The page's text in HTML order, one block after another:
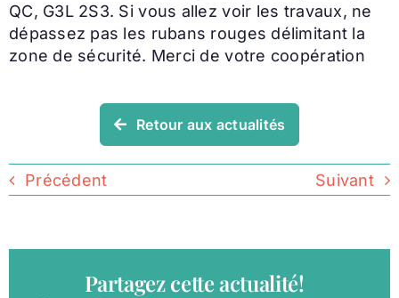
QC, G3L 2S3. Si vous allez voir les travaux, ne
dépassez pas les rubans rouges délimitant la
zone de sécurité. Merci de votre coopération
Retour aux actualités
Précédent Suivant
Partagez cette actualité!